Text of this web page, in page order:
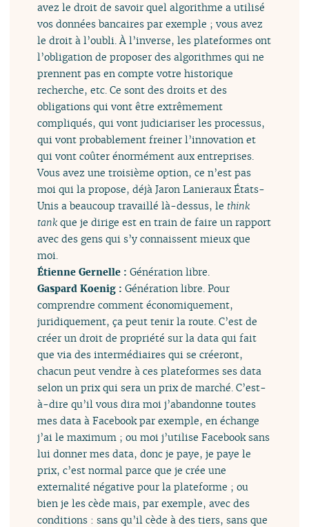
avez le droit de savoir quel algorithme a utilisé
vos données bancaires par exemple ; vous avez
le droit à l’oubli. À l’inverse, les plateformes ont
l’obligation de proposer des algorithmes qui ne
prennent pas en compte votre historique
recherche, etc. Ce sont des droits et des
obligations qui vont être extrêmement
compliqués, qui vont judiciariser les processus,
qui vont probablement freiner l’innovation et
qui vont coûter énormément aux entreprises.
Vous avez une troisième option, ce n’est pas
moi qui la propose, déjà Jaron Lanieraux États-
Unis a beaucoup travaillé là-dessus, le think
tank que je dirige est en train de faire un rapport
avec des gens qui s’y connaissent mieux que
moi.
Étienne Gernelle :Génération libre.
Gaspard Koenig :Génération libre. Pour
comprendre comment économiquement,
juridiquement, ça peut tenir la route. C’est de
créer un droit de propriété sur la data qui fait
que via des intermédiaires qui se créeront,
chacun peut vendre à ces plateformes ses data
selon un prix qui sera un prix de marché. C’est-
à-dire qu’il vous dira moi j’abandonne toutes
mes data à Facebook par exemple, en échange
j’ai le maximum ; ou moi j’utilise Facebook sans
lui donner mes data, donc je paye, je paye le
prix, c’est normal parce que je crée une
externalité négative pour la plateforme ; ou
bien je les cède mais, par exemple, avec des
conditions : sans qu’il cède à des tiers, sans que